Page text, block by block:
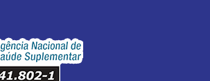
terceira idade: conheça os
dessa prática